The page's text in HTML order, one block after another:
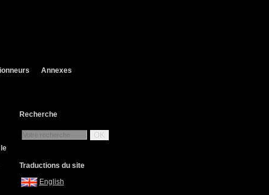
Annexes
Recherche
OK
Traductions du site
English